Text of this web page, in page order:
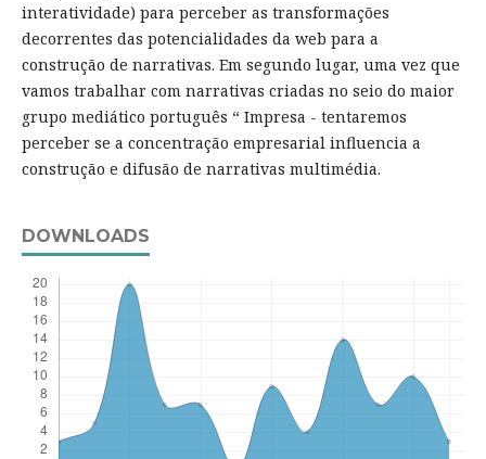
interatividade) para perceber as transformações
decorrentes das potencialidades da web para a
construção de narrativas. Em segundo lugar, uma vez que
vamos trabalhar com narrativas criadas no seio do maior
grupo mediático português “ Impresa - tentaremos
perceber se a concentração empresarial influencia a
construção e difusão de narrativas multimédia.
DOWNLOADS